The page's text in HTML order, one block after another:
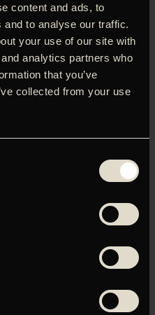
content and ads, to
to analyse our traffic.
your use of our site with
analytics partners who
that you’ve
collected from your use
hændelser. Filmens
kunststuderende Kurt
Verdenskrig forelsker sig i
– og hun i ham. Ellies
Seeband (Sebastian Koch),
sin datters valg af
for at ødelægge deres
gerninger, professoren
for at kunne se denne
dine indstillinger